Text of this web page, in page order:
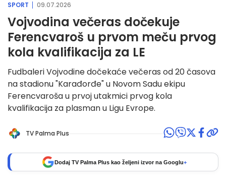
SPORT 09.07.2026
Vojvodina večeras dočekuje
Ferencvaroš u prvom meču prvog
kola kvalifikacija za LE
Fudbaleri Vojvodine dočekaće večeras od 20 časova
na stadionu "Karađorđe" u Novom Sadu ekipu
Ferencvaroša u prvoj utakmici prvog kola
kvalifikacija za plasman u Ligu Evrope.
TV Palma Plus
Dodaj TV Palma Plus kao željeni izvor na Googlu+